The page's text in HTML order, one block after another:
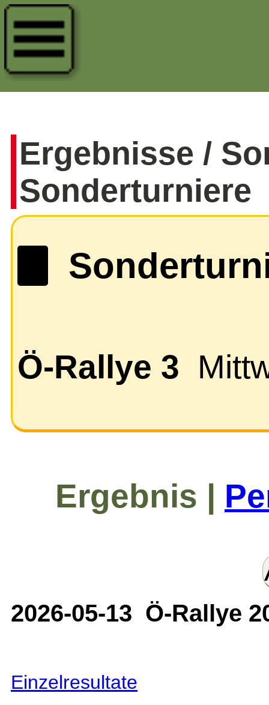
Ergebnisse /
Sonderturniere
Ö-Rallye 3
Ergebnis |
2026-05-13 Ö-Rallye
Einzelresultate